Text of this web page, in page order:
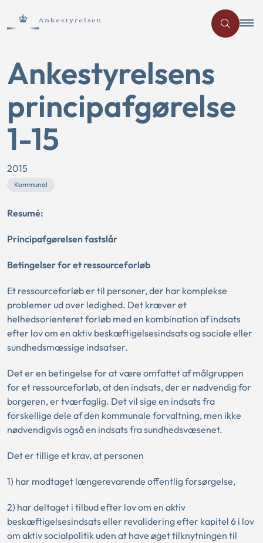
Ankestyrelsens
principafgørelse
1-15
2015
Kommunal
Resumé:
Principafgørelsen fastslår
Betingelser for et ressourceforløb
Et ressourceforløb er til personer, der har komplekse
problemer ud over ledighed. Det kræver et
helhedsorienteret forløb med en kombination af indsats
efter lov om en aktiv beskæftigelsesindsats og sociale eller
sundhedsmæssige indsatser.
Det er en betingelse for at være omfattet af målgruppen
for et ressourceforløb, at den indsats, der er nødvendig for
borgeren, er tværfaglig. Det vil sige en indsats fra
forskellige dele af den kommunale forvaltning, men ikke
nødvendigvis også en indsats fra sundhedsvæsenet.
Det er tillige et krav, at personen
1) har modtaget længerevarende offentlig forsørgelse,
2) har deltaget i tilbud efter lov om en aktiv
beskæftigelsesindsats eller revalidering efter kapitel 6 i lov
om aktiv socialpolitik uden at have øget tilknytningen til